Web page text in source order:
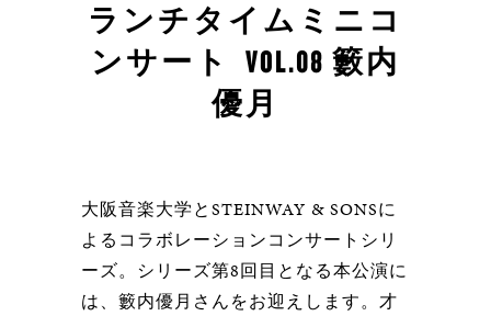
ランチタイムミニコ
ンサート VOL.08 籔内
優月
大阪音楽大学とSTEINWAY & SONSに
よるコラボレーションコンサートシリ
ーズ。シリーズ第8回目となる本公演に
は、籔内優月さんをお迎えします。才